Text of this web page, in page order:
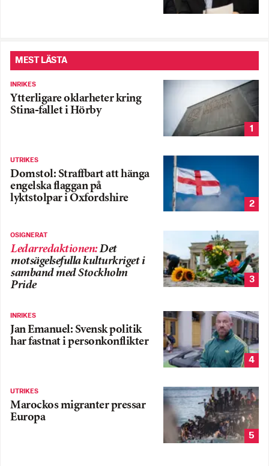
MEST LÄSTA
INRIKES
Ytterligare oklarheter kring
Stina-fallet i Hörby
1
UTRIKES
Domstol: Straffbart att hänga
engelska flaggan på
lyktstolpar i Oxfordshire
2
OSIGNERAT
Ledarredaktionen:Det
motsägelsefulla kulturkriget i
samband med Stockholm
Pride
3
INRIKES
Jan Emanuel: Svensk politik
har fastnat i personkonflikter
4
UTRIKES
Marockos migranter pressar
Europa
5